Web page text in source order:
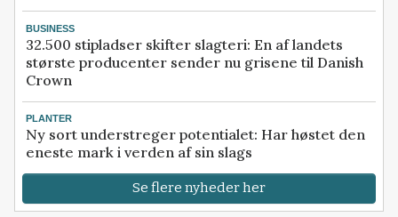
BUSINESS
32.500 stipladser skifter slagteri: En af landets
største producenter sender nu grisene til Danish
Crown
PLANTER
Ny sort understreger potentialet: Har høstet den
eneste mark i verden af sin slags
Se flere nyheder her